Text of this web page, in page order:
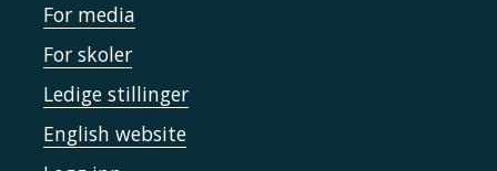
For media
For skoler
Ledige stillinger
English website